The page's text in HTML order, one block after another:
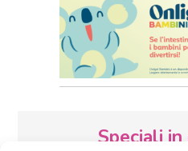
Speciali